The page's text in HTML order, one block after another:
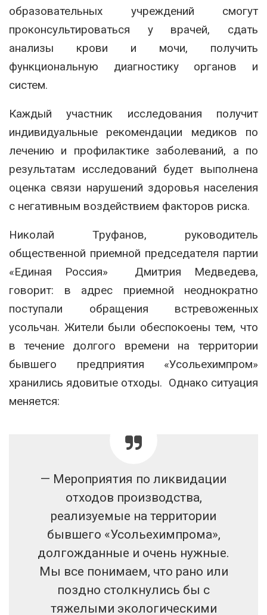
образовательных учреждений смогут
проконсультироваться у врачей, сдать
анализы крови и мочи, получить
функциональную диагностику органов и
систем.
Каждый участник исследования получит
индивидуальные рекомендации медиков по
лечению и профилактике заболеваний, а по
результатам исследований будет выполнена
оценка связи нарушений здоровья населения
с негативным воздействием факторов риска.
Николай Труфанов, руководитель
общественной приемной председателя партии
«Единая Россия» Дмитрия Медведева,
говорит: в адрес приемной неоднократно
поступали обращения встревоженных
усольчан. Жители были обеспокоены тем, что
в течение долгого времени на территории
бывшего предприятия «Усольехимпром»
хранились ядовитые отходы. Однако ситуация
меняется:
— Мероприятия по ликвидации
отходов производства,
реализуемые на территории
бывшего «Усольехимпрома»,
долгожданные и очень нужные.
Мы все понимаем, что рано или
поздно столкнулись бы с
тяжелыми экологическими